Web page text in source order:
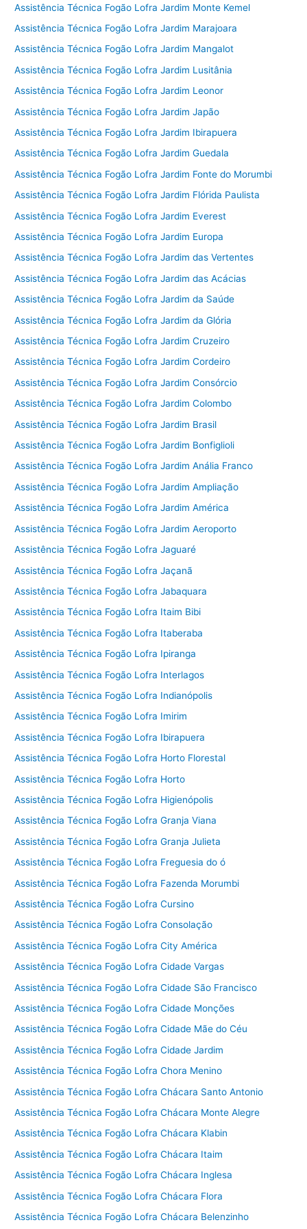
Assistência Técnica Fogão Lofra Jardim Monte Kemel
Assistência Técnica Fogão Lofra Jardim Marajoara
Assistência Técnica Fogão Lofra Jardim Mangalot
Assistência Técnica Fogão Lofra Jardim Lusitânia
Assistência Técnica Fogão Lofra Jardim Leonor
Assistência Técnica Fogão Lofra Jardim Japão
Assistência Técnica Fogão Lofra Jardim Ibirapuera
Assistência Técnica Fogão Lofra Jardim Guedala
Assistência Técnica Fogão Lofra Jardim Fonte do Morumbi
Assistência Técnica Fogão Lofra Jardim Flórida Paulista
Assistência Técnica Fogão Lofra Jardim Everest
Assistência Técnica Fogão Lofra Jardim Europa
Assistência Técnica Fogão Lofra Jardim das Vertentes
Assistência Técnica Fogão Lofra Jardim das Acácias
Assistência Técnica Fogão Lofra Jardim da Saúde
Assistência Técnica Fogão Lofra Jardim da Glória
Assistência Técnica Fogão Lofra Jardim Cruzeiro
Assistência Técnica Fogão Lofra Jardim Cordeiro
Assistência Técnica Fogão Lofra Jardim Consórcio
Assistência Técnica Fogão Lofra Jardim Colombo
Assistência Técnica Fogão Lofra Jardim Brasil
Assistência Técnica Fogão Lofra Jardim Bonfiglioli
Assistência Técnica Fogão Lofra Jardim Anália Franco
Assistência Técnica Fogão Lofra Jardim Ampliação
Assistência Técnica Fogão Lofra Jardim América
Assistência Técnica Fogão Lofra Jardim Aeroporto
Assistência Técnica Fogão Lofra Jaguaré
Assistência Técnica Fogão Lofra Jaçanã
Assistência Técnica Fogão Lofra Jabaquara
Assistência Técnica Fogão Lofra Itaim Bibi
Assistência Técnica Fogão Lofra Itaberaba
Assistência Técnica Fogão Lofra Ipiranga
Assistência Técnica Fogão Lofra Interlagos
Assistência Técnica Fogão Lofra Indianópolis
Assistência Técnica Fogão Lofra Imirim
Assistência Técnica Fogão Lofra Ibirapuera
Assistência Técnica Fogão Lofra Horto Florestal
Assistência Técnica Fogão Lofra Horto
Assistência Técnica Fogão Lofra Higienópolis
Assistência Técnica Fogão Lofra Granja Viana
Assistência Técnica Fogão Lofra Granja Julieta
Assistência Técnica Fogão Lofra Freguesia do ó
Assistência Técnica Fogão Lofra Fazenda Morumbi
Assistência Técnica Fogão Lofra Cursino
Assistência Técnica Fogão Lofra Consolação
Assistência Técnica Fogão Lofra City América
Assistência Técnica Fogão Lofra Cidade Vargas
Assistência Técnica Fogão Lofra Cidade São Francisco
Assistência Técnica Fogão Lofra Cidade Monções
Assistência Técnica Fogão Lofra Cidade Mãe do Céu
Assistência Técnica Fogão Lofra Cidade Jardim
Assistência Técnica Fogão Lofra Chora Menino
Assistência Técnica Fogão Lofra Chácara Santo Antonio
Assistência Técnica Fogão Lofra Chácara Monte Alegre
Assistência Técnica Fogão Lofra Chácara Klabin
Assistência Técnica Fogão Lofra Chácara Itaim
Assistência Técnica Fogão Lofra Chácara Inglesa
Assistência Técnica Fogão Lofra Chácara Flora
Assistência Técnica Fogão Lofra Chácara Belenzinho